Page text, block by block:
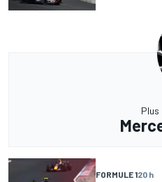
Plus
FORMULE 120 h